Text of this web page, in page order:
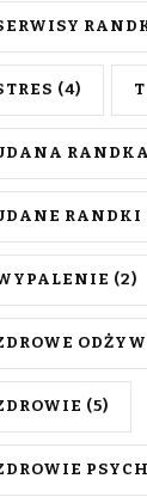
(4)
RANDKA
RANDKI
(2)
(5)